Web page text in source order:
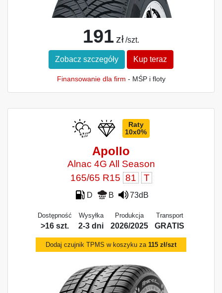
191 zł /szt.
Zobacz szczegóły Kup teraz
Finansowanie dla firm - MŚP i floty
Raty
10x0%
Apollo
Alnac 4G All Season
165/65 R15 81 T
D B 73dB
Dostępność
>16 szt.
Wysyłka
2-3 dni
Produkcja
2026/2025
Transport
GRATIS
Dodaj czujnik TPMS w koszyku za 115 zł/szt